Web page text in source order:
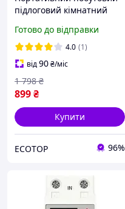
підлоговий кімнатний
BOBBYTEC від мережі для
дому офісу
Готово до відправки
4.0 (1)
від90₴/міс
899₴
1 798 ₴
Купити
ECOTOP 96%